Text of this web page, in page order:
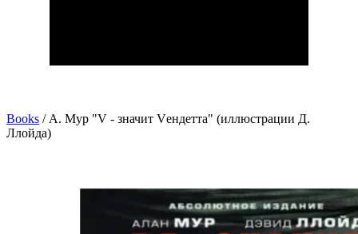
Books / А. Мур "V - значит Vендетта" (иллюстрации Д.
Ллойда)